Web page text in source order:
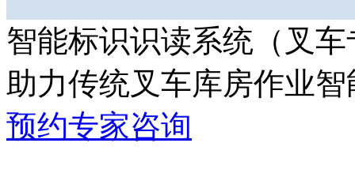
智能标识识读系统（叉车
助力传统叉车库房作业
预约专家咨询